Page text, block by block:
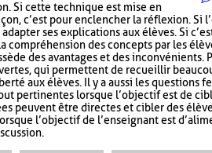
Si cette technique est mise en
c’est pour enclencher la réflexion. Si
ses explications aux élèves. Si
compréhension des concepts par les
des avantages et des inconvénients.
qui permettent de recueillir
aux élèves. Il y a aussi les questions
pertinentes lorsque l’objectif est de
peuvent être directes et cibler des
l’objectif de l’enseignant est